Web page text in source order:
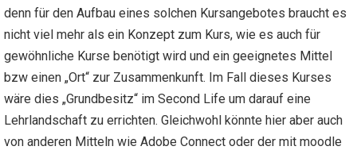
denn für den Aufbau eines solchen Kursangebotes braucht es
nicht viel mehr als ein Konzept zum Kurs, wie es auch für
gewöhnliche Kurse benötigt wird und ein geeignetes Mittel
bzw einen „Ort“ zur Zusammenkunft. Im Fall dieses Kurses
wäre dies „Grundbesitz“ im Second Life um darauf eine
Lehrlandschaft zu errichten. Gleichwohl könnte hier aber auch
von anderen Mitteln wie Adobe Connect oder der mit moodle